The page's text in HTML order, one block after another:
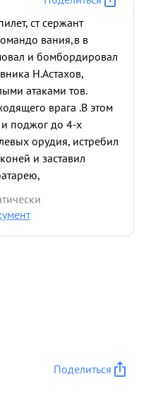
ст сержант
вания,в в
и бомбордировал
Н.Астахов,
атаками тов.
врага .В этом
поджог до 4-х
орудия, истребил
и заставил
леты. 17 января 1943
и бомбордировал
Ю-88.В этом бою
КОНИН имеот 16
Поделиться